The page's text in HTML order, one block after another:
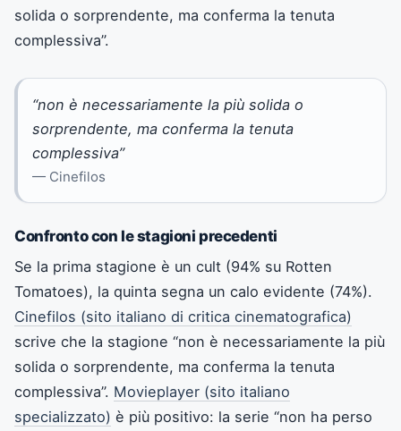
solida o sorprendente, ma conferma la tenuta
complessiva”.
“non è necessariamente la più solida o
sorprendente, ma conferma la tenuta
complessiva”
— Cinefilos
Confronto con le stagioni precedenti
Se la prima stagione è un cult (94% su Rotten
Tomatoes), la quinta segna un calo evidente (74%).
Cinefilos (sito italiano di critica cinematografica)
scrive che la stagione “non è necessariamente la più
solida o sorprendente, ma conferma la tenuta
complessiva”. Movieplayer (sito italiano
specializzato) è più positivo: la serie “non ha perso